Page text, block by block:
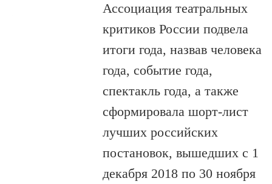
Ассоциация театральных
критиков России подвела
итоги года, назвав человека
года, событие года,
спектакль года, а также
сформировала шорт-лист
лучших российских
постановок, вышедших с 1
декабря 2018 по 30 ноября